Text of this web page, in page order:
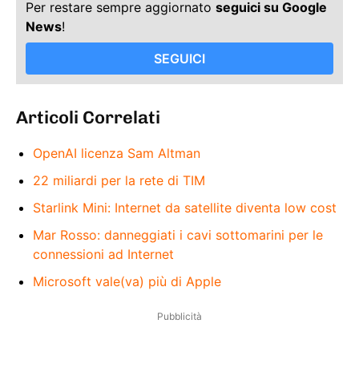
Per restare sempre aggiornato seguici su Google
News!
SEGUICI
Articoli Correlati
OpenAI licenza Sam Altman
22 miliardi per la rete di TIM
Starlink Mini: Internet da satellite diventa low cost
Mar Rosso: danneggiati i cavi sottomarini per le
connessioni ad Internet
Microsoft vale(va) più di Apple
Pubblicità